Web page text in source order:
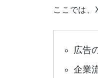
ここでは、
広告
企業